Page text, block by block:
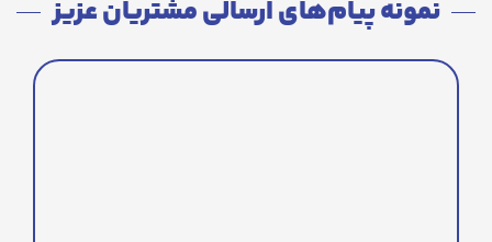
نمونه پیام‌های ارسالی مشتریان عزیز